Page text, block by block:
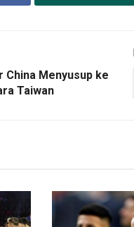
China Menyusup ke
Taiwan